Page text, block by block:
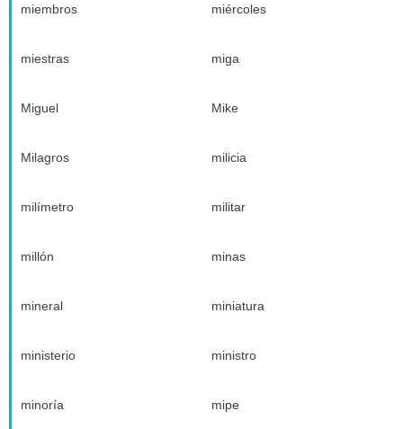
miembros miércoles
miestras miga
Miguel Mike
Milagros milicia
milímetro militar
millón minas
mineral miniatura
ministerio ministro
minoría mipe